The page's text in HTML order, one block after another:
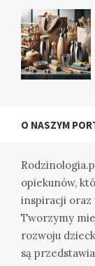
O NASZYM
opiekunów,
inspiracji oraz
Tworzymy
rozwoju
są